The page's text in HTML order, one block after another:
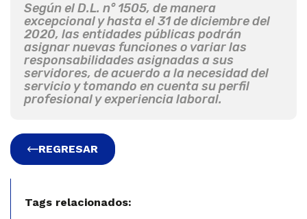
Según el D.L. n° 1505, de manera
excepcional y hasta el 31 de diciembre del
2020, las entidades públicas podrán
asignar nuevas funciones o variar las
responsabilidades asignadas a sus
servidores, de acuerdo a la necesidad del
servicio y tomando en cuenta su perfil
profesional y experiencia laboral.
REGRESAR
Tags relacionados: